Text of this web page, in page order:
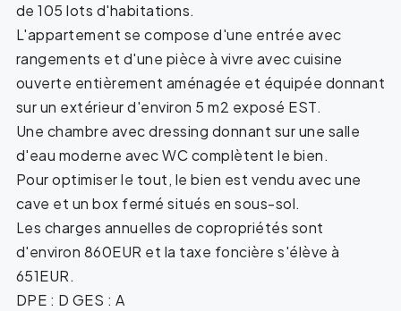
de 105 lots d'habitations.
L'appartement se compose d'une entrée avec
rangements et d'une pièce à vivre avec cuisine
ouverte entièrement aménagée et équipée donnant
sur un extérieur d'environ 5 m2 exposé EST.
Une chambre avec dressing donnant sur une salle
d'eau moderne avec WC complètent le bien.
Pour optimiser le tout, le bien est vendu avec une
cave et un box fermé situés en sous-sol.
Les charges annuelles de copropriétés sont
d'environ 860EUR et la taxe foncière s'élève à
651EUR.
DPE : D GES : A